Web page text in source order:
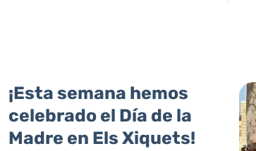
¡Esta semana hemos
celebrado el Día de la
Madre en Els Xiquets!